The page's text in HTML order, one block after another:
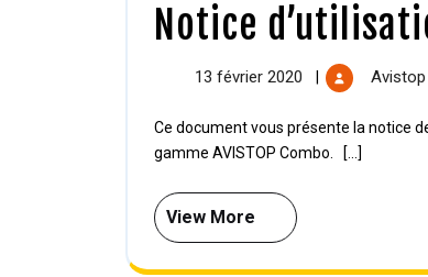
Notice
13 février 2020 Avistop
Ce document vous présente la notice de montage et d’utilisation ainsi que les précautions d’utilisation de la
gamme AVISTOP Combo. [...]
View More